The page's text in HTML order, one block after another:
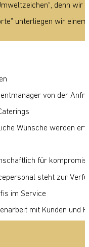
von der
Wünsche werden
für
steht zur
im Service
mit Kunden und
, denn wir
unterliegen wir